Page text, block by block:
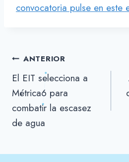
convocatoria pulse en este
Navegación
de
entradas
ANTERIOR
El EIT selecciona a
Métrica6 para
combatir la escasez
de agua